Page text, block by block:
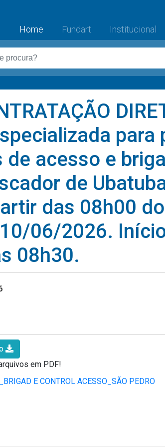
Home (current)Fundart Institucional
acesso e
de
das 08h00
06/2026.
08h30.
em PDF!
E CONTROL ACESSO_SÃO PEDRO